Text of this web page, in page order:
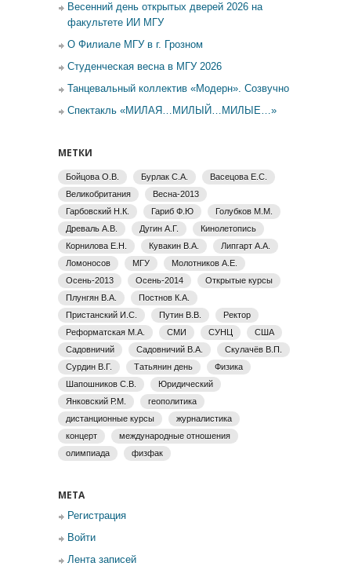
Весенний день открытых дверей 2026 на
факультете ИИ МГУ
О Филиале МГУ в г. Грозном
Студенческая весна в МГУ 2026
Танцевальный коллектив «Модерн». Созвучно
Спектакль «МИЛАЯ…МИЛЫЙ…МИЛЫЕ…»
МЕТКИ
Бойцова О.В. Бурлак С.А.
Васецова Е.С.
Великобритания
Весна-2013
Гарбовский Н.К.
Гариб Ф.Ю
Голубков М.М.
Древаль А.В.
Дугин А.Г.
Кинолетопись
Корнилова Е.Н.
Кувакин В.А.
Липгарт А.А.
Ломоносов
МГУ
Молотников А.Е.
Осень-2013
Осень-2014
Открытые курсы
Плунгян В.А.
Постнов К.А.
Пристанский И.С.
Путин В.В.
Ректор
Реформатская М.А.
СМИ СУНЦ
США
Садовничий
Садовничий В.А.
Скулачёв В.П.
Сурдин В.Г.
Татьянин день
Физика
Шапошников С.В.
Юридический
Янковский Р.М.
геополитика
дистанционные курсы
журналистика
концерт
международные отношения
олимпиада
физфак
МЕТА
Регистрация
Войти
Лента записей